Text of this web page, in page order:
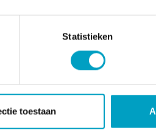
Statistieken
toestaan
Locatie
Programma
Architect
Opdrachtgever
Verkoopstatus